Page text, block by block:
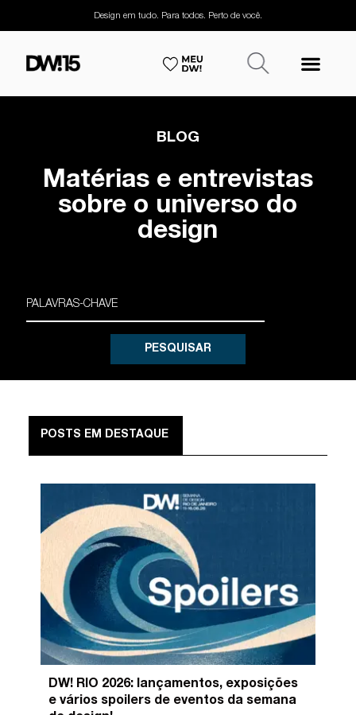
Design em tudo. Para todos. Perto de você.
BLOG
Matérias e entrevistas
sobre o universo do
design
PESQUISAR
POSTS EM DESTAQUE
DW! RIO 2026: lançamentos, exposições
e vários spoilers de eventos da semana